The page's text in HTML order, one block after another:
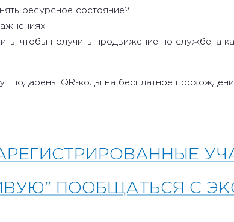
ресурсное состояние?
чтобы получить продвижение по службе, а
подарены QR-коды на бесплатное
ПООБЩАТЬСЯ С